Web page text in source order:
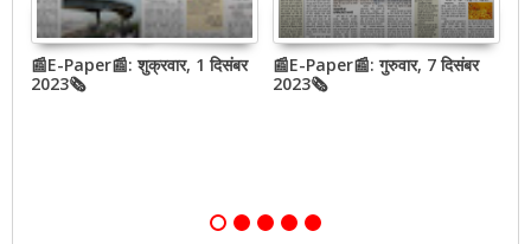
📰E-Paper📰: शुक्रवार, 1 दिसंबर
2023🗞
📰E-Paper📰: गुरुवार, 7 दिसंबर
2023🗞